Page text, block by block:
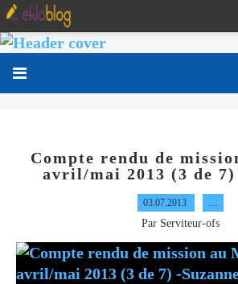
Compte rendu de
avril/mai 2013 (3 de 7)
03.07.2013 …
Par Serviteur-ofs